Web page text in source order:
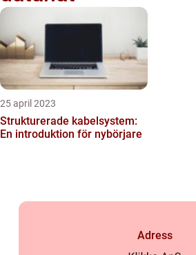
25 april 2023
Strukturerade kabelsystem:
En introduktion för nybörjare
Adress